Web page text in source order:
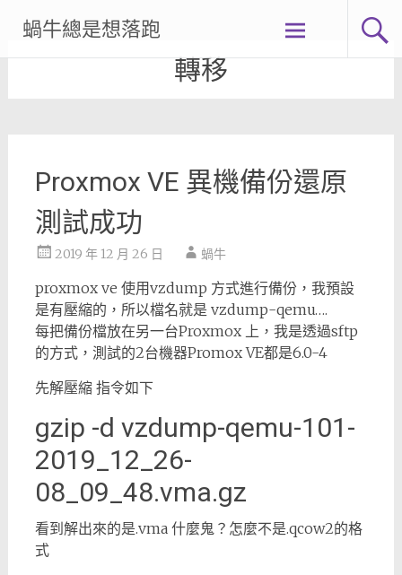
content
蝸牛總是想落跑
轉移
Proxmox VE 異機備份還原
測試成功
2019 年 12 月 26 日 蝸牛
proxmox ve 使用vzdump 方式進行備份，我預設
是有壓縮的，所以檔名就是 vzdump-qemu….
每把備份檔放在另一台Proxmox 上，我是透過sftp
的方式，測試的2台機器Promox VE都是6.0-4
先解壓縮 指令如下
gzip -d vzdump-qemu-101-
2019_12_26-
08_09_48.vma.gz
看到解出來的是.vma 什麼鬼？怎麼不是.qcow2的格
式